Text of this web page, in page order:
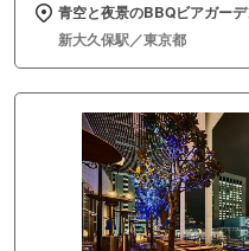
青空と夜景のBBQビアガー
新大久保駅／東京都